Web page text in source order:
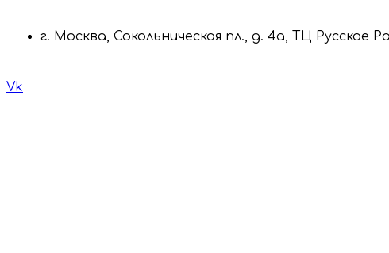
г. Москва, Сокольническая пл., д. 4а, ТЦ Русское
Vk